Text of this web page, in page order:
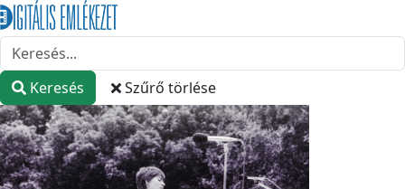
Keresés Szűrő törlése